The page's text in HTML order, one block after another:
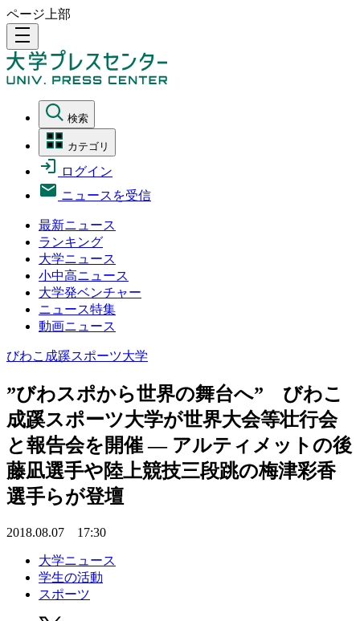
ページ上部
density_medium
検索
カテゴリ
ログイン
ニュースを受信
最新ニュース
ランキング
大学ニュース
小中高ニュース
大学発ベンチャー
ニュース特集
動画ニュース
びわこ成蹊スポーツ大学
”びわスポから世界の舞台へ” びわこ
成蹊スポーツ大学が世界大会等壮行会
と報告会を開催 — アルティメットの後
藤凪選手や陸上競技三段跳の梅津彩香
選手らが登壇
2018.08.07 17:30
大学ニュース
学生の活動
スポーツ